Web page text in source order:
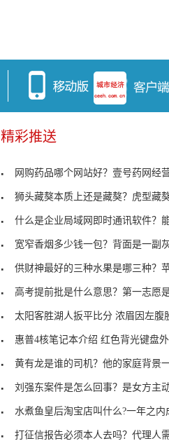
精彩推送
网购药品哪个网站好？壹号药网经
狮头藏獒本质上还是藏獒？虎型藏
什么是企业局域网即时通讯软件？能保障
宽窄香烟多少钱一包？背面是一副灰瓦、
供财神最好的三种水果是哪三种？苹果代
高考提前批是什么意思？第一志愿
太阳客胜湖人扳平比分 浓眉因左腹
惠普4核笔记本介绍 红色背光键盘
黄有龙是谁的司机？他的家庭背景一直
刘强东案件是怎么回事？是女方主动邀
水煮鱼皇后淘宝店叫什么?一年之内
打征信报告必须本人去吗？代理人需要